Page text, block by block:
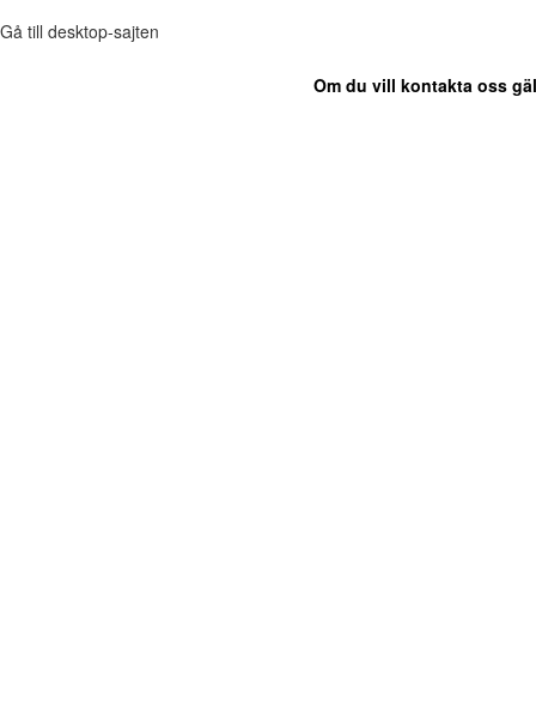
Gå till desktop-sajten
Om du vill kontakta oss